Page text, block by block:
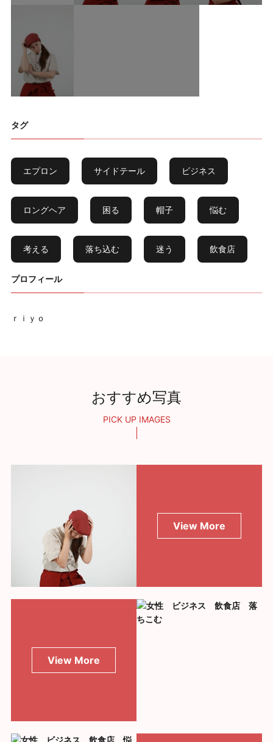
タグ
エプロン サイドテール ビジネス
ロングヘア 困る 帽子 悩む
考える 落ち込む 迷う 飲食店
プロフィール
ｒｉｙｏ
おすすめ写真
PICK UP IMAGES
View More
View More